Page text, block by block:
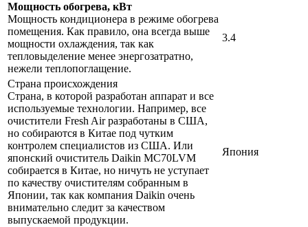
Мощность обогрева, кВт
Мощность кондиционера в режиме обогрева
помещения. Как правило, она всегда выше
мощности охлаждения, так как
тепловыделение менее энергозатратно,
нежели теплопоглащение.
3.4
Страна происхождения
Страна, в которой разработан аппарат и все
используемые технологии. Например, все
очистители Fresh Air разработаны в США,
но собираются в Китае под чутким
контролем специалистов из США. Или
японский очиститель Daikin MC70LVM
собирается в Китае, но ничуть не уступает
по качеству очистителям собранным в
Японии, так как компания Daikin очень
внимательно следит за качеством
выпускаемой продукции.
Япония